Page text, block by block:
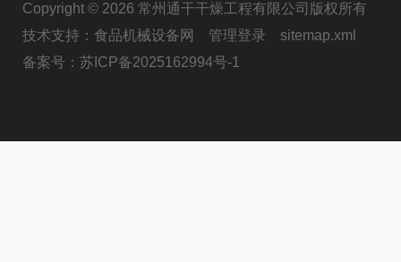
Copyright © 2026 常州通干干燥工程有限公司版权所有
技术支持： 食品机械设备网 管理登录
sitemap.xml
备案号： 苏ICP备2025162994号-1